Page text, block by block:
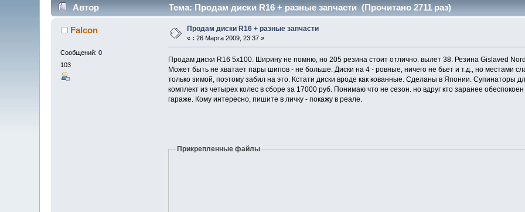
Автор Тема: Продам диски R16 + разные запчасти (Прочитано 2711 раз)
Falcon
Сообщений: 0
103
Продам диски R16 + разные запчасти
« : 26 Марта 2009, 23:37 »
Продам диски R16 5x100. Ширину не помню, но 205 резина стоит отлично. вылет 38. Резина Gislaved
Может быть не хватает пары шипов - не больше. Диски на 4 - ровные, ничего не бьет и т.д., но местами
только зимой, поэтому забил на это. Кстати диски вроде как кованные. Сделаны в Японии. Супинаторы
комплект из четырех колес в сборе за 17000 руб. Понимаю что не сезон. но вдруг кто заранее
гараже. Кому интересно, пишите в личку - покажу в реале.
Прикрепленные файлы